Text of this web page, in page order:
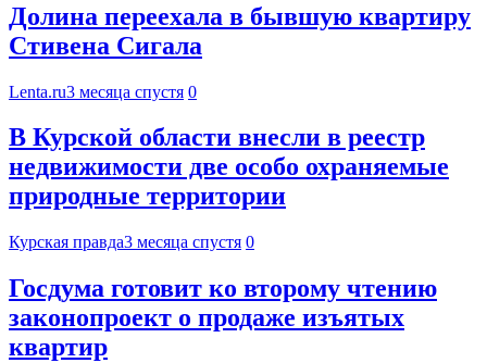
Долина переехала в бывшую квартиру
Стивена Сигала
Lenta.ru3 месяца спустя 0
В Курской области внесли в реестр
недвижимости две особо охраняемые
природные территории
Курская правда3 месяца спустя 0
Госдума готовит ко второму чтению
законопроект о продаже изъятых
квартир